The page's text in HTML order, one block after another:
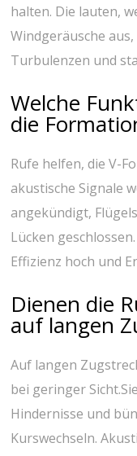
halten.⁣ Die ⁣lauten,
Windgeräusche
Turbulenzen und
Welche
die
Rufe helfen, die V-
akustische ⁢Signale
angekündigt,
Lücken
Effizienz‍ hoch und⁣
Dienen die
auf langen
Auf langen
bei geringer
Hindernisse und
Kurswechseln.